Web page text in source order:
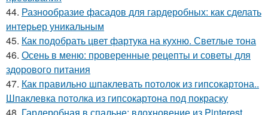
44. Разнообразие фасадов для гардеробных: как сделать
интерьер уникальным
45. Как подобрать цвет фартука на кухню. Светлые тона
46. Осень в меню: проверенные рецепты и советы для
здорового питания
47. Как правильно шпаклевать потолок из гипсокартона..
Шпаклевка потолка из гипсокартона под покраску
48. Гардеробная в спальне: вдохновение из Pinterest